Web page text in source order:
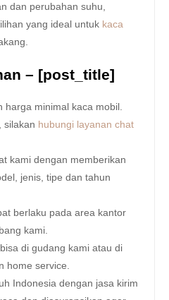
dan perubahan suhu,
yang ideal untuk kaca
– [post_title]
harga minimal kaca mobil.
silakan hubungi layanan chat
kami dengan memberikan
jenis, tipe dan tahun
berlaku pada area kantor
kami.
di gudang kami atau di
home service.
Indonesia dengan jasa kirim